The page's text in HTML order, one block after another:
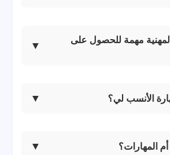
مهمة للحصول على